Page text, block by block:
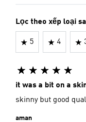
Lọc theo xếp loại
5 4
it was a bit on a
skinny but good
aman